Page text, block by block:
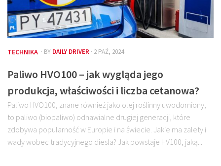
TECHNIKA · BY DAILY DRIVER · 2 PAŹ, 2024
Paliwo HVO100 – jak wygląda jego
produkcja, właściwości i liczba cetanowa?
Paliwo HVO100, znane również jako olej roślinny uwodorniony,
to paliwo (biopaliwo) odnawialne drugiej generacji, które
zdobywa popularność w Europie i na świecie. Jakie ma zalety i
wady wobec tradycyjnego diesla? Jak powstaje HV100, jaką...